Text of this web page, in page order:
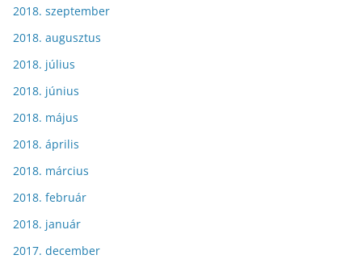
2018. szeptember
2018. augusztus
2018. július
2018. június
2018. május
2018. április
2018. március
2018. február
2018. január
2017. december